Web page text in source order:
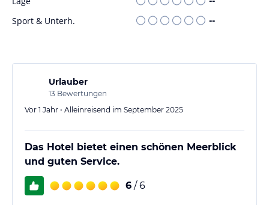
Hinweis:
Verfasst von HolidayCheck mit Hilfe von KI. Alle
Angaben ohne Gewähr. Bitte lies vor der Buchung die
Sport & Unterh. --
Urlauber
13 Bewertungen
Vor 1 Jahr • Alleinreisend im September 2025
Das Hotel bietet einen schönen Meerblick
und guten Service.
6 / 6